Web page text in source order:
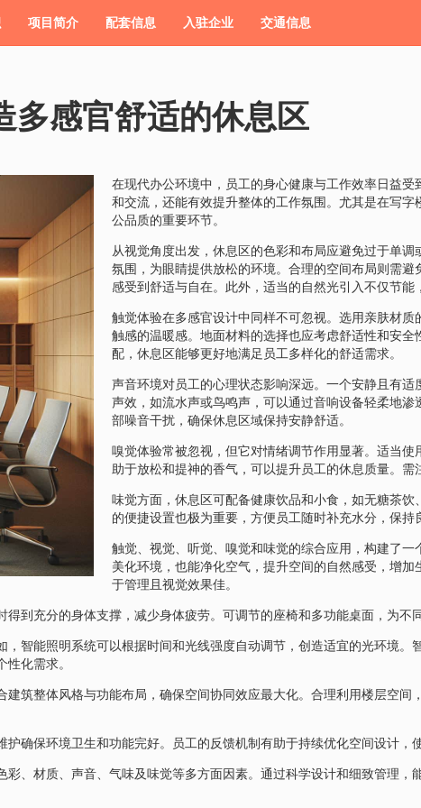
项目简介 配套信息 入驻企业 交通信息
多感官舒适的休息区
在现代办公环境中，员工的身心健康与工作效率日益
和交流，还能有效提升整体的工作氛围。尤其是在写
公品质的重要环节。
从视觉角度出发，休息区的色彩和布局应避免过于单
氛围，为眼睛提供放松的环境。合理的空间布局则需
感受到舒适与自在。此外，适当的自然光引入不仅节能
触觉体验在多感官设计中同样不可忽视。选用亲肤材
触感的温暖感。地面材料的选择也应考虑舒适性和安
配，休息区能够更好地满足员工多样化的舒适需求。
声音环境对员工的心理状态影响深远。一个安静且有
声效，如流水声或鸟鸣声，可以通过音响设备轻柔地
部噪音干扰，确保休息区域保持安静舒适。
嗅觉体验常被忽视，但它对情绪调节作用显著。适当
助于放松和提神的香气，可以提升员工的休息质量。需
味觉方面，休息区可配备健康饮品和小食，如无糖茶
的便捷设置也极为重要，方便员工随时补充水分，保持
触觉、视觉、听觉、嗅觉和味觉的综合应用，构建了
美化环境，也能净化空气，提升空间的自然感受，增
于管理且视觉效果佳。
到充分的身体支撑，减少身体疲劳。可调节的座椅和多功能桌面，为不
智能照明系统可以根据时间和光线强度自动调节，创造适宜的光环境
化需求。
筑整体风格与功能布局，确保空间协同效应最大化。合理利用楼层空间
确保环境卫生和功能完好。员工的反馈机制有助于持续优化空间设计，
、材质、声音、气味及味觉等多方面因素。通过科学设计和细致管理